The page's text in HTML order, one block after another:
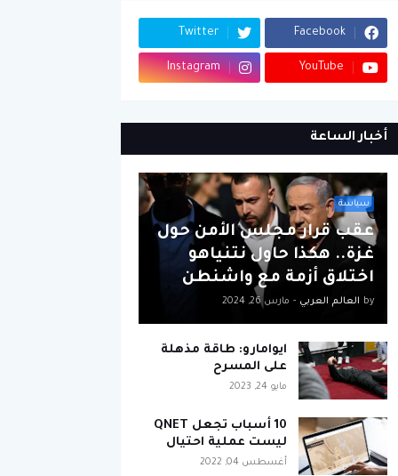
Facebook
Twitter
YouTube
Instagram
أخبار الساعة
سياسة
عقب قرار مجلس الأمن حول
غزة.. هكذا حاول نتنياهو
اختلاق أزمة مع واشنطن
by العالم العربي - مارس 26, 2024
ايوامارو: طاقة مذهلة
على المسرح
مايو 24, 2023
10 أسباب تجعل QNET
ليست عملية احتيال
أغسطس 04, 2022